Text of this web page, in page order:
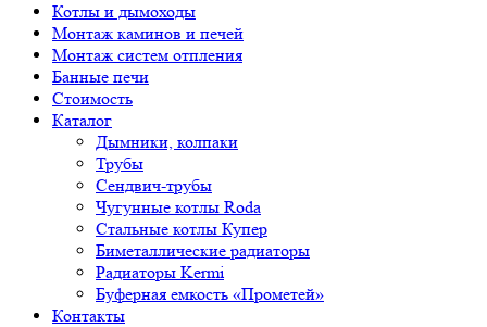
Котлы и дымоходы
Монтаж каминов и печей
Монтаж систем отпления
Банные печи
Стоимость
Каталог
Дымники, колпаки
Трубы
Сендвич-трубы
Чугунные котлы Roda
Стальные котлы Купер
Биметаллические радиаторы
Радиаторы Kermi
Буферная емкость «Прометей»
Контакты